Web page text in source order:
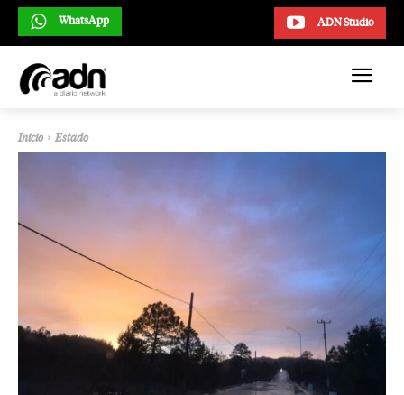
ADN Studio
WhatsApp
Inicio Estado